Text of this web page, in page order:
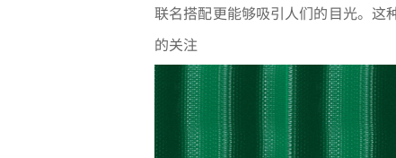
联名搭配更能够吸引人们的目光。这
的关注